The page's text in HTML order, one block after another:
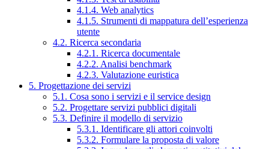
4.1.4. Web analytics
4.1.5. Strumenti di mappatura dell’esperienza
utente
4.2. Ricerca secondaria
4.2.1. Ricerca documentale
4.2.2. Analisi benchmark
4.2.3. Valutazione euristica
5. Progettazione dei servizi
5.1. Cosa sono i servizi e il service design
5.2. Progettare servizi pubblici digitali
5.3. Definire il modello di servizio
5.3.1. Identificare gli attori coinvolti
5.3.2. Formulare la proposta di valore